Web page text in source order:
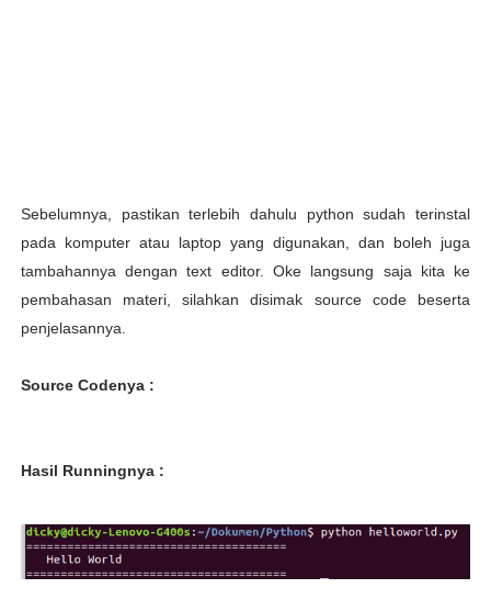
Sebelumnya, pastikan terlebih dahulu python sudah terinstal
pada komputer atau laptop yang digunakan, dan boleh juga
tambahannya dengan text editor. Oke langsung saja kita ke
pembahasan materi, silahkan disimak source code beserta
penjelasannya.
Source Codenya :
Hasil Runningnya :